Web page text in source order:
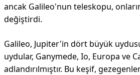
ancak Galileo'nun teleskopu, onların
değiştirdi.
Galileo, Jupiter'in dört büyük
uydular, Ganymede, Io, Europa ve
adlandırılmıştır. Bu keşif,